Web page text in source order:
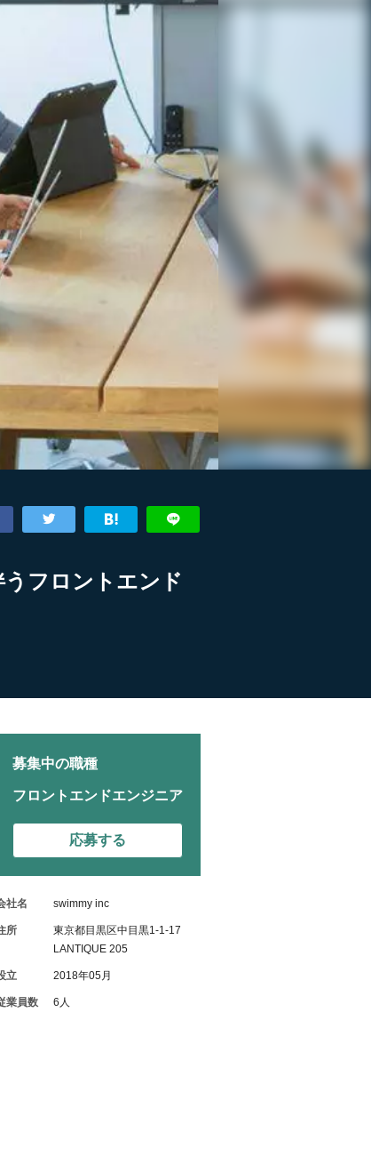
フロントエンド
募集中の職種
フロントエンドエンジニア
応募する
社名 swimmy inc
所
東京都目黒区中目黒1-1-17
LANTIQUE 205
立 2018年05月
業員数 6人